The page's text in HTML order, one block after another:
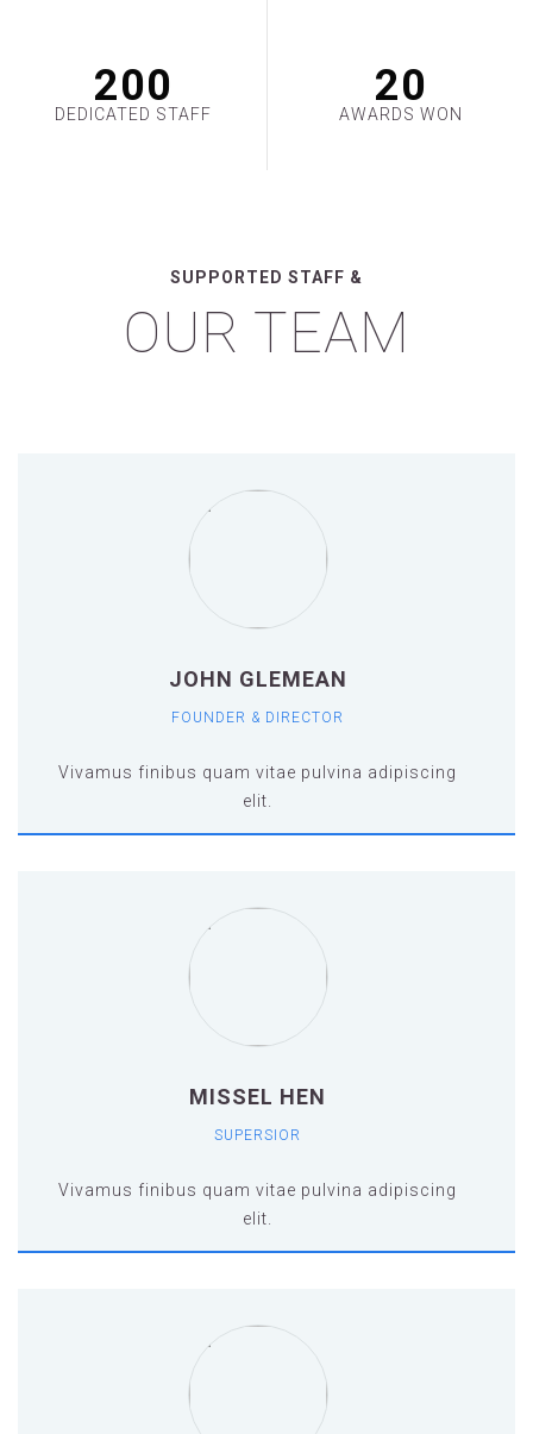
200
DEDICATED STAFF
20
AWARDS WON
SUPPORTED STAFF &
OUR TEAM
JOHN GLEMEAN
FOUNDER & DIRECTOR
Vivamus finibus quam vitae pulvina adipiscing
elit.
Vivamus finibus quam vitae pulvina adipiscing
pulvina adipiscing elit.vamus finibus quam
MISSEL HEN
SUPERSIOR
Vivamus finibus quam vitae pulvina adipiscing
elit.
Vivamus finibus quam vitae pulvina adipiscing
pulvina adipiscing elit.vamus finibus quam